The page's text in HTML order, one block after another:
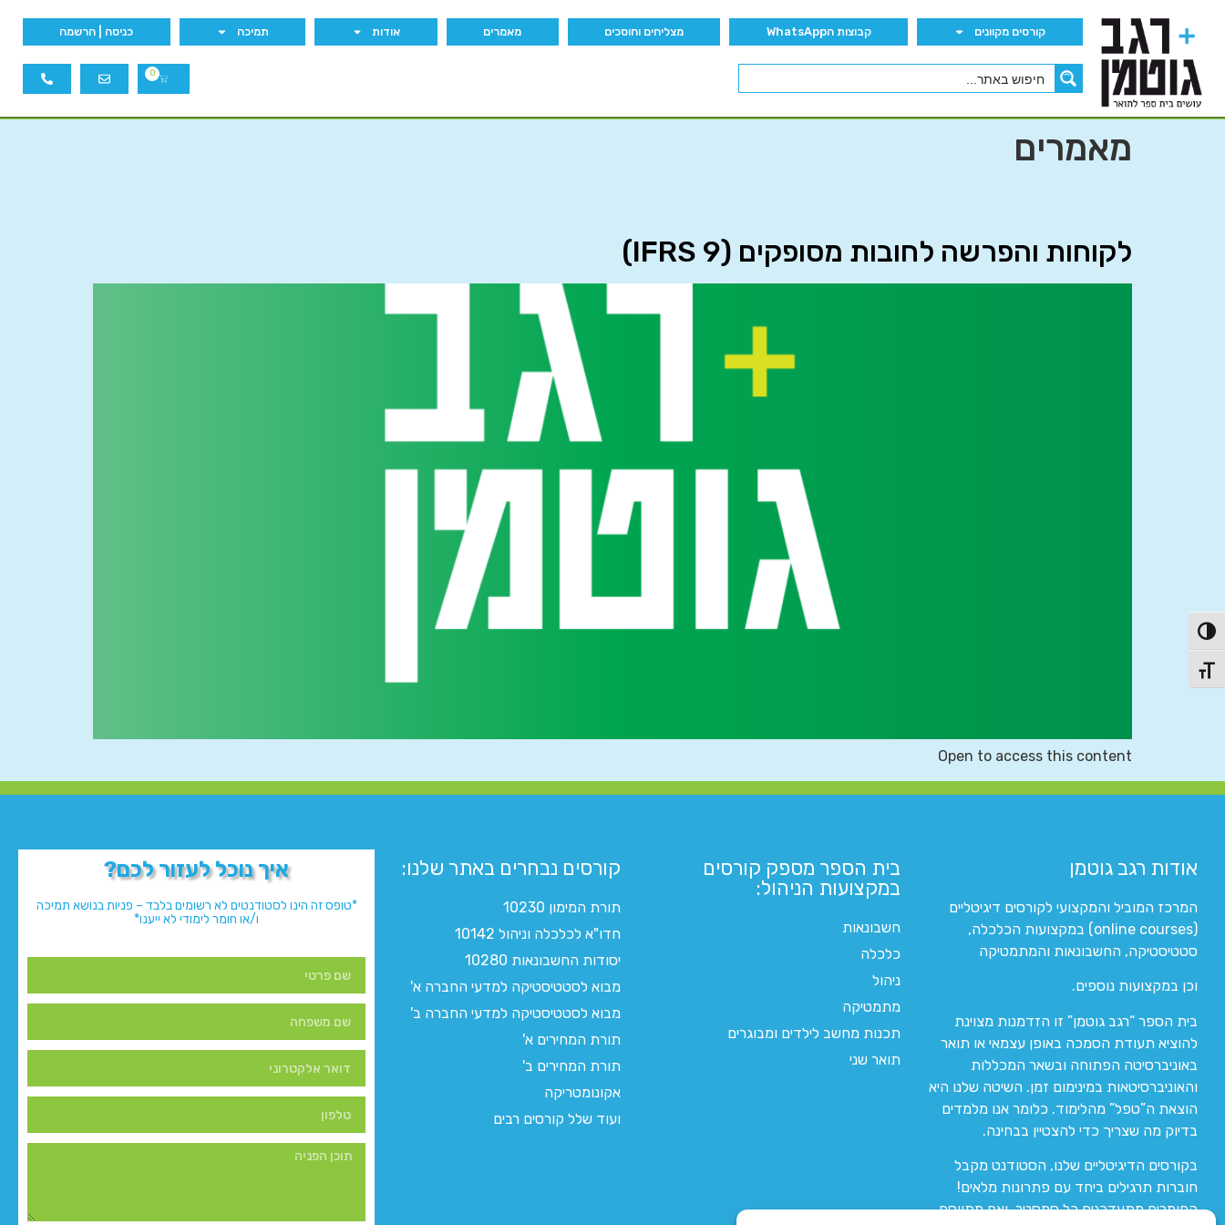
הפעל/כבה ניגודיות גבוהה
מתג גודל גופן
קורסים מקוונים קבוצות הWhatsApp מצליחים וחוסכים מאמרים אודות תמיכה כניסה | הרשמה
0
מאמרים
לקוחות והפרשה לחובות מסופקים (IFRS 9)
Open to access this content
אודות רגב גוטמן
המרכז המוביל והמקצועי לקורסים דיגיטליים
(online courses) במקצועות הכלכלה,
סטטיסטיקה, החשבונאות והמתמטיקה
וכן במקצועות נוספים.
בית הספר “רגב גוטמן” זו הזדמנות מצוינת
להוציא תעודת הסמכה באופן עצמאי או תואר
באוניברסיטה הפתוחה ובשאר המכללות
והאוניברסיטאות במינימום זמן. השיטה שלנו היא
הוצאת ה”טפל” מהלימוד. כלומר אנו מלמדים
בדיוק מה שצריך כדי להצטיין בבחינה.
בקורסים הדיגיטליים שלנו, הסטודנט מקבל
חוברות תרגילים ביחד עם פתרונות מלאים!
החומרים מתעדכנים כל סמסטר, ואם מתווסף
בית הספר מספק קורסים
במקצועות הניהול:
חשבונאות
כלכלה
ניהול
מתמטיקה
תכנות מחשב לילדים ומבוגרים
תואר שני
קורסים נבחרים באתר שלנו:​
תורת המימון 10230
חדו"א לכלכלה וניהול 10142
יסודות החשבונאות 10280
מבוא לסטטיסטיקה למדעי החברה א'
מבוא לסטטיסטיקה למדעי החברה ב'
תורת המחירים א'
תורת המחירים ב'
אקונומטריקה
ועוד שלל קורסים רבים
איך נוכל לעזור לכם?
*טופס זה הינו לסטודנטים לא רשומים בלבד – פניות בנושא תמיכה
ו/או חומר לימודי לא ייענו*